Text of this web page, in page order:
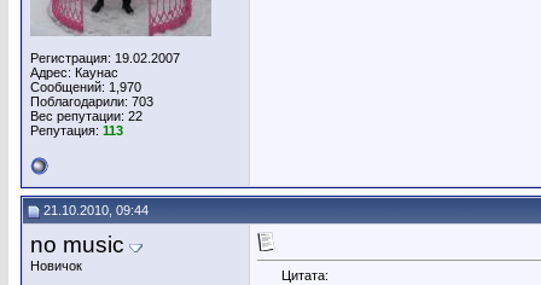
Регистрация: 19.02.2007
Адрес: Каунас
Сообщений: 1,970
Поблагодарили: 703
Вес репутации: 22
Репутация: 113
21.10.2010, 09:44
no music
Новичок
Цитата: